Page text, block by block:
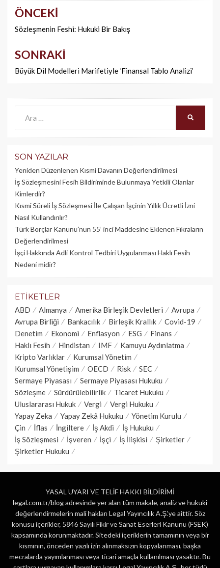
Yazı
dolaşımı
ÖNCEKI
Sözleşmenin Feshi: Hukuki Bir Bakış
SONRAKI
Büyük Dil Modelleri Marifetiyle ‘Finansal Tablo Analizi’
SON YAZILAR
Yeniden Düzenlenen Kısmi Davanın Değerlendirilmesi
İş Sözleşmesini Fesih Bildiriminde Bulunmaya Yetkili Olanlar
Kimlerdir?
Kısmi Süreli İş Sözleşmesi İle Çalışan İşçinin Yıllık Üc­retli İzni
Nasıl Kullandırılır?
Türk Borçlar Kanunu’nun 55’ inci Maddesine Eklenen Fıkraların
Değerlendirilmesi
İşçi Hakkında Adli Kontrol Tedbiri Uygulanması Haklı Fesih
Nedeni midir?
ETIKETLER
ABD Almanya Amerika Birleşik Devletleri
Avrupa
Avrupa Birliği
Bankacılık Birleşik Krallık
Covid-19
Denetim
Ekonomi Enflasyon ESG
Finans
Haklı Fesih
Hindistan IMF
Kamuyu Aydınlatma
Kripto Varlıklar
Kurumsal Yönetim
Kurumsal Yönetişim
OECD Risk
SEC
Sermaye Piyasası
Sermaye Piyasası Hukuku
Sözleşme
Sürdürülebilirlik
Ticaret Hukuku
Uluslararası Hukuk
Vergi
Vergi Hukuku
Yapay Zeka
Yapay Zekâ Hukuku
Yönetim Kurulu
Çin
İflas İngiltere İş Akdi
İş Hukuku
İş Sözleşmesi
İşveren İşçi İş İlişkisi
Şirketler
Şirketler Hukuku
YASAL UYARI VE TELİF HAKKI BİLDİRİMİ
legal.com.tr/blog adresinde yer alan tüm makale, analiz ve hukuki
değerlendirmelerin mali hakları Legal Yayıncılık A.Ş.’ye aittir. Söz
konusu içerikler, 5846 Sayılı Fikir ve Sanat Eserleri Kanunu (FSEK)
kapsamında korunmaktadır. Sitedeki içeriklerin tamamının veya bir
kısmının, önceden yazılı izin alınmaksızın kopyalanması, başka
mecralarda yayımlanması veya ticari amaçla kullanılması yasaktır. Bu